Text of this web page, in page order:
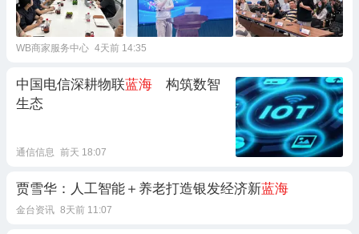
WB商家服务中心 4天前 14:35
中国电信深耕物联蓝海 构筑数智
生态
通信信息 前天 18:07
贾雪华：人工智能＋养老打造银发经济新蓝海
金台资讯 8天前 11:07